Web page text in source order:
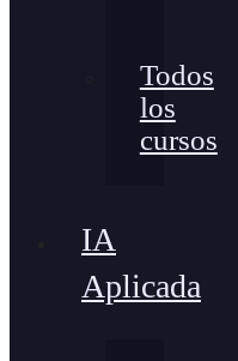
Todos
los
cursos
IA
Aplicada